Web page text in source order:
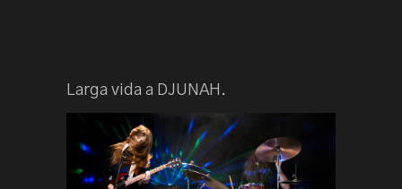
Larga vida a DJUNAH.